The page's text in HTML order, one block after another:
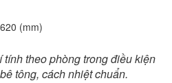
(mm)
theo phòng trong điều kiện
tông, cách nhiệt chuẩn.